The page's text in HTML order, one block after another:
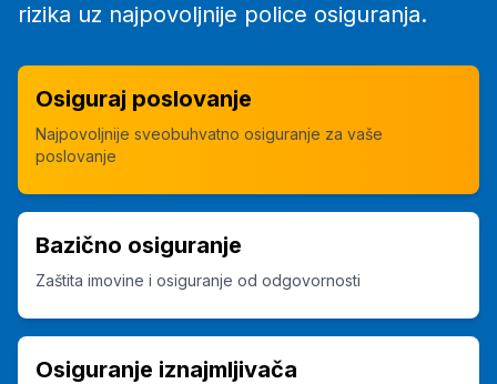
rizika uz najpovoljnije police osiguranja.
Osiguraj poslovanje
Najpovoljnije sveobuhvatno osiguranje za vaše
poslovanje
Bazično osiguranje
Zaštita imovine i osiguranje od odgovornosti
Osiguranje iznajmljivača